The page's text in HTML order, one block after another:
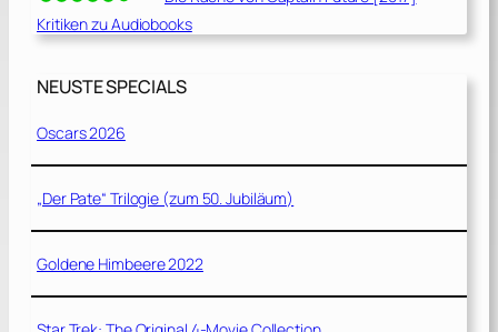
Kritiken zu Audiobooks
NEUSTE SPECIALS
Oscars 2026
„Der Pate“ Trilogie (zum 50. Jubiläum)
Goldene Himbeere 2022